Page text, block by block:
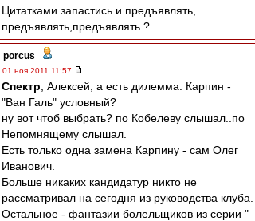
Цитатками запастись и предъявлять,
предъявлять,предъявлять ?
porcus -
01 ноя 2011 11:57
Спектр , Алексей, а есть дилемма: Карпин -
"Ван Галь" условный?
ну вот чтоб выбрать? по Кобелеву слышал..по
Непомнящему слышал.
Есть только одна замена Карпину - сам Олег
Иванович.
Больше никаких кандидатур никто не
рассматривал на сегодня из руководства клуба.
Остальное - фантазии болельщиков из серии "